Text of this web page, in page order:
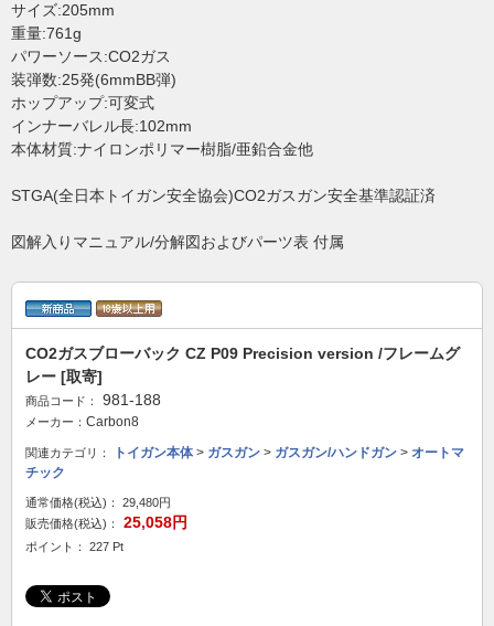
サイズ:205mm
重量:761g
パワーソース:CO2ガス
装弾数:25発(6mmBB弾)
ホップアップ:可変式
インナーバレル長:102mm
本体材質:ナイロンポリマー樹脂/亜鉛合金他
STGA(全日本トイガン安全協会)CO2ガスガン安全基準認証済
図解入りマニュアル/分解図およびパーツ表 付属
CO2ガスブローバック CZ P09 Precision version /フレームグ
レー [取寄]
商品コード： 981-188
メーカー： Carbon8
関連カテゴリ： トイガン本体> ガスガン > ガスガン/ハンドガン > オートマ
チック
通常価格(税込)：
29,480円
販売価格(税込)：
25,058円
ポイント： 227 Pt